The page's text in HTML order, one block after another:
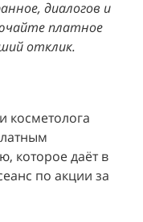
диалогов и
платное
отклик.
косметолога
которое даёт в
по акции за